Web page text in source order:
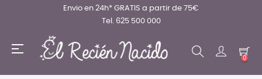
Envio en 24h* GRATIS a partir de 75€
Tel. 625 500 000
Navegación
☰
0